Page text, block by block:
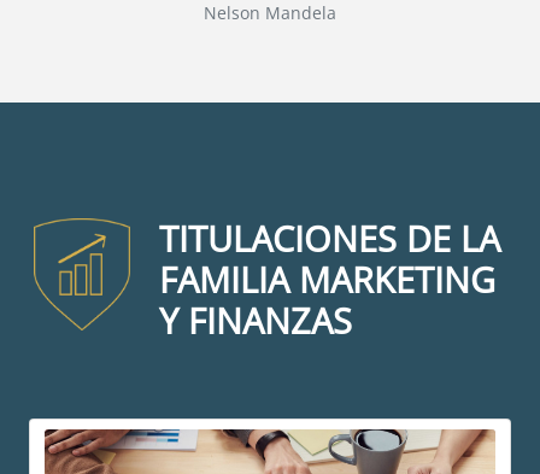
Nelson Mandela
TITULACIONES DE LA
FAMILIA MARKETING
Y FINANZAS